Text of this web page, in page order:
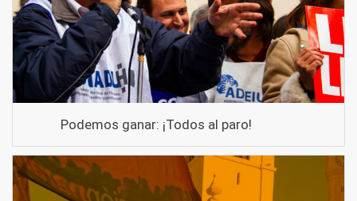
Podemos ganar: ¡Todos al paro!